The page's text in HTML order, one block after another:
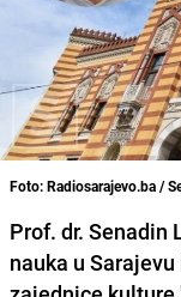
Foto: Radiosarajevo.ba /
Prof. dr. Senadin
nauka u